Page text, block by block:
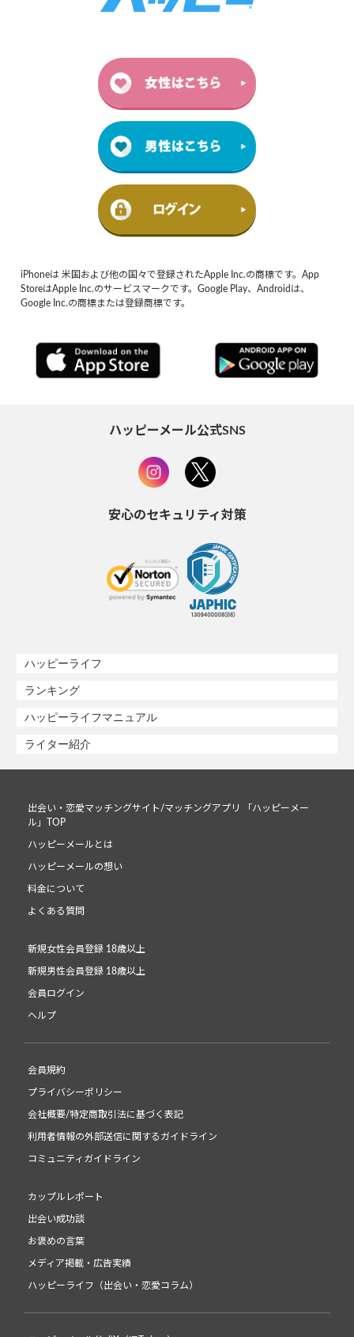
iPhoneは 米国および他の国々で登録されたApple Inc.の商標です。App
StoreはApple Inc.のサービスマークです。Google Play、Androidは、
Google Inc.の商標または登録商標です。
ハッピーメール公式SNS
安心のセキュリティ対策
ハッピーライフ
ランキング
ハッピーライフマニュアル
ライター紹介
出会い・恋愛マッチングサイト/マッチングアプリ 「ハッピーメー
ル」TOP
ハッピーメールとは
ハッピーメールの想い
料金について
よくある質問
新規女性会員登録 18歳以上
新規男性会員登録 18歳以上
会員ログイン
ヘルプ
会員規約
プライバシーポリシー
会社概要/特定商取引法に基づく表記
利用者情報の外部送信に関するガイドライン
コミュニティガイドライン
カップルレポート
出会い成功談
お褒めの言葉
メディア掲載・広告実績
ハッピーライフ（出会い・恋愛コラム）